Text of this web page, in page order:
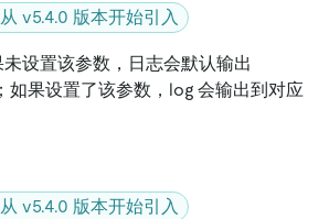
从 v5.4.0 版本开始引入
设置该参数，日志会默认输出
；如果设置了该参数，log 会输出到对应
从 v5.4.0 版本开始引入